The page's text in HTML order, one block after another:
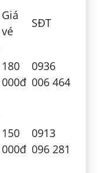
Giá
vé
SĐT
180
000đ
0936
006 464
150
000đ
0913
096 281